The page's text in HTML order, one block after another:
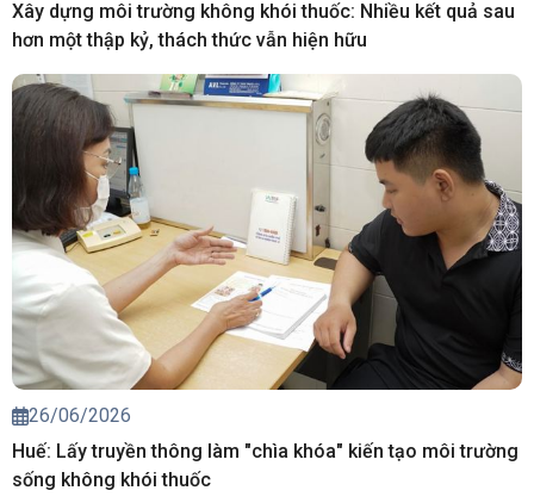
Xây dựng môi trường không khói thuốc: Nhiều kết quả sau
hơn một thập kỷ, thách thức vẫn hiện hữu
26/06/2026
Huế: Lấy truyền thông làm "chìa khóa" kiến tạo môi trường
sống không khói thuốc